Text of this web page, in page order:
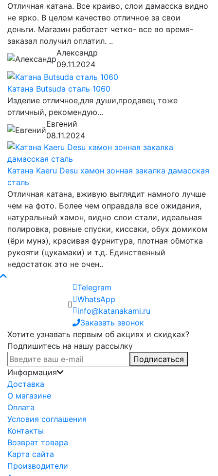
Отличная катана. Все краиво, слои дамасска видно
не ярко. В целом качество отличное за свои
деньги. Магазин работает четко- все во время-
заказал получил оплатил. ..
Александр
09.11.2024
Катана Butsuda сталь 1060
Изделие отличное,для души,продавец тоже
отличный, рекомендую...
Евгений
08.11.2024
Катана Kaeru Desu хамон зонная закалка дамасская
сталь
Отличная катана, вживую выглядит намного лучше
чем на фото. Более чем оправдала все ожидания,
натуральный хамон, видно слои стали, идеальная
полировка, ровные спуски, киссаки, обух домиком
(ёри мунэ), красивая фурнитура, плотная обмотка
рукояти (цукамаки) и т.д. Единственный
недостаток это не очен..
Telegram
WhatsApp
info@katanakami.ru
Заказать звонок
Хотите узнавать первым об акциях и скидках?
Подпишитесь на нашу рассылку
Подписаться
Информация
Доставка
О магазине
Оплата
Условия соглашения
Контакты
Возврат товара
Карта сайта
Производители